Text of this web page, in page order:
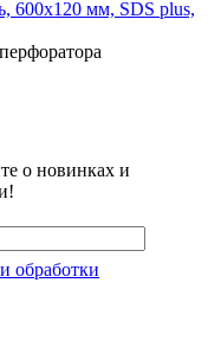
600х120 мм, SDS plus,
о новинках и
обработки